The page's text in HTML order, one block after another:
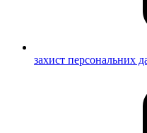
захист персональних